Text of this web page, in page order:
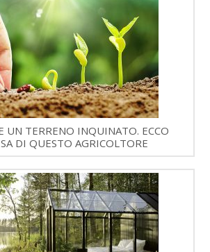
UN TERRENO INQUINATO. ECCO
DI QUESTO AGRICOLTORE